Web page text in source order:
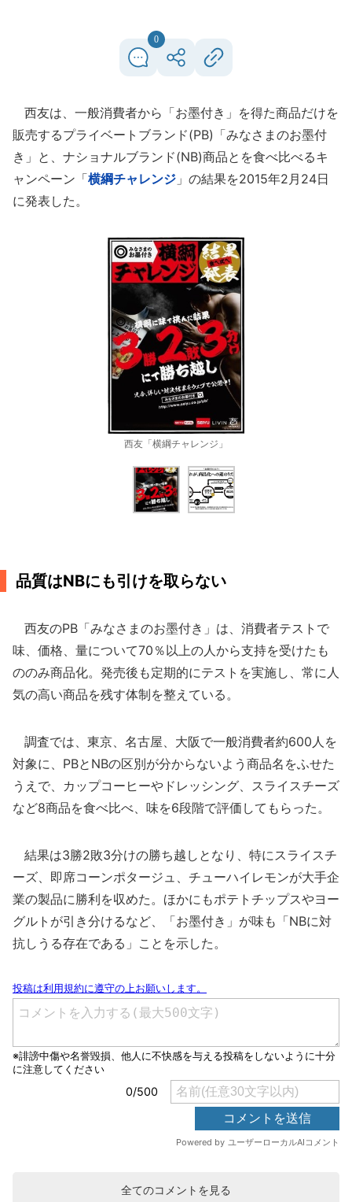
0
西友は、一般消費者から「お墨付き」を得た商品だけを
販売するプライベートブランド(PB)「みなさまのお墨付
き」と、ナショナルブランド(NB)商品とを食べ比べるキ
ャンペーン「横綱チャレンジ 」の結果を2015年2月24日
に発表した。
西友「横綱チャレンジ」
品質はNBにも引けを取らない
西友のPB「みなさまのお墨付き」は、消費者テストで
味、価格、量について70％以上の人から支持を受けたも
ののみ商品化。発売後も定期的にテストを実施し、常に人
気の高い商品を残す体制を整えている。
調査では、東京、名古屋、大阪で一般消費者約600人を
対象に、PBとNBの区別が分からないよう商品名をふせた
うえで、カップコーヒーやドレッシング、スライスチーズ
など8商品を食べ比べ、味を6段階で評価してもらった。
結果は3勝2敗3分けの勝ち越しとなり、特にスライスチ
ーズ、即席コーンポタージュ、チューハイレモンが大手企
業の製品に勝利を収めた。ほかにもポテトチップスやヨー
グルトが引き分けるなど、「お墨付き」が味も「NBに対
抗しうる存在である」ことを示した。
全てのコメントを見る